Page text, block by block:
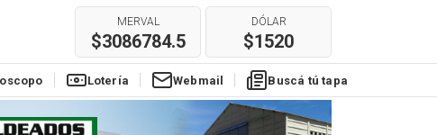
MERVAL
$3086784.5
DÓLAR
$1520
Lotería Webmail Buscá tú tapa